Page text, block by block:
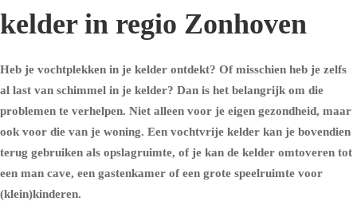
kelder in regio Zonhoven
Heb je vochtplekken in je kelder ontdekt? Of misschien heb je zelfs
al last van schimmel in je kelder? Dan is het belangrijk om die
problemen te verhelpen. Niet alleen voor je eigen gezondheid, maar
ook voor die van je woning. Een vochtvrije kelder kan je bovendien
terug gebruiken als opslagruimte, of je kan de kelder omtoveren tot
een man cave, een gastenkamer of een grote speelruimte voor
(klein)kinderen.